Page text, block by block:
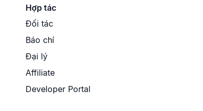
Hợp tác
Đối tác
Báo chí
Đại lý
Affiliate
Developer Portal